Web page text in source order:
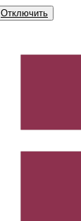
Отключить